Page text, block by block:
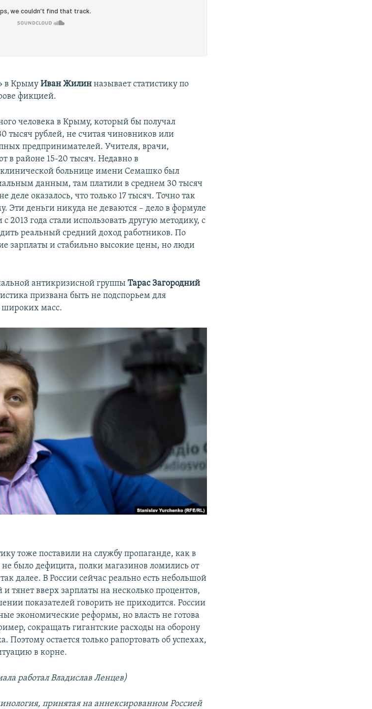
в КрымуИван Жилин называет статистику по
фикцией.
человека в Крыму, который бы получал
тысяч рублей, не считая чиновников или
предпринимателей. Учителя, врачи,
в районе 15-20 тысяч. Недавно в
клинической больнице имени Семашко был
данным, там платили в среднем 30 тысяч
деле оказалось, что только 17 тысяч. Точно так
Эти деньги никуда не деваются – дело в формуле
с 2013 года стали использовать другую методику, с
реальный средний доход работников. По
зарплаты и стабильно высокие цены, но люди
антикризисной группыТарас Загородний
призвана быть не подспорьем для
широких масс.
тоже поставили на службу пропаганде, как в
было дефицита, полки магазинов ломились от
далее. В России сейчас реально есть небольшой
тянет вверх зарплаты на несколько процентов,
показателей говорить не приходится. России
экономические реформы, но власть не готова
сокращать гигантские расходы на оборону
остается только рапортовать об успехах,
в корне.
работал Владислав Ленцев)
принятая на аннексированном Россией